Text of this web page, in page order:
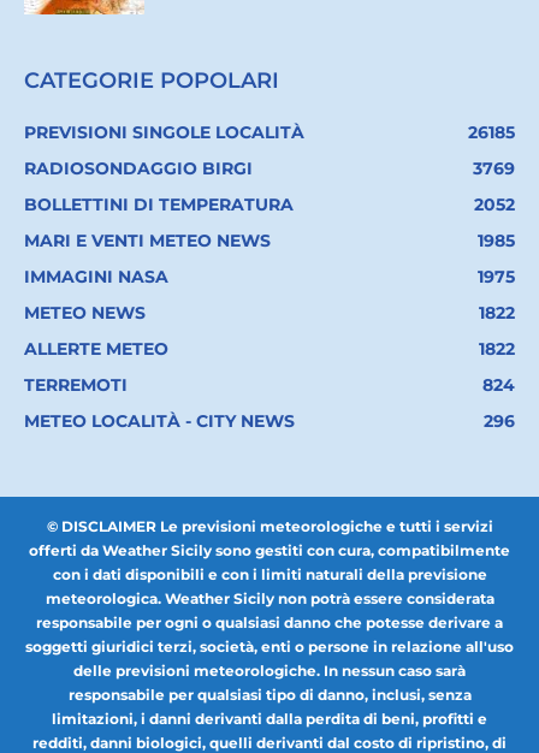
CATEGORIE POPOLARI
PREVISIONI SINGOLE LOCALITÀ
26185
RADIOSONDAGGIO BIRGI
3769
BOLLETTINI DI TEMPERATURA
2052
MARI E VENTI METEO NEWS
1985
IMMAGINI NASA
1975
METEO NEWS
1822
ALLERTE METEO
1822
TERREMOTI
824
METEO LOCALITÀ - CITY NEWS
296
© DISCLAIMER Le previsioni meteorologiche e tutti i servizi
offerti da Weather Sicily sono gestiti con cura, compatibilmente
con i dati disponibili e con i limiti naturali della previsione
meteorologica. Weather Sicily non potrà essere considerata
responsabile per ogni o qualsiasi danno che potesse derivare a
soggetti giuridici terzi, società, enti o persone in relazione all'uso
delle previsioni meteorologiche. In nessun caso sarà
responsabile per qualsiasi tipo di danno, inclusi, senza
limitazioni, i danni derivanti dalla perdita di beni, profitti e
redditi, danni biologici, quelli derivanti dal costo di ripristino, di